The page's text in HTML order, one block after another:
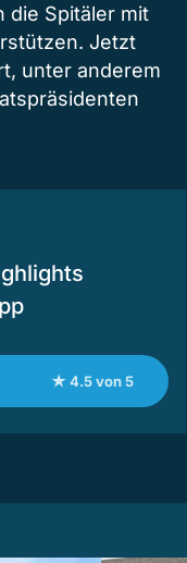
die Spitäler mit
Jetzt
unter anderem
★ 4.5 von 5